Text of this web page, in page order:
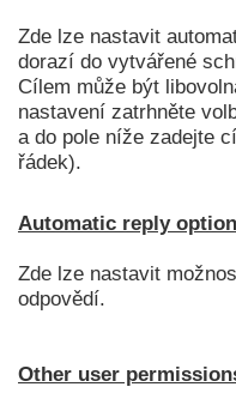
Zde lze nastavit
dorazí do vytvářené
Cílem může být
nastavení zatrhněte
a do pole níže zadejte
řádek).
Automatic reply
Zde lze nastavit
odpovědí.
Other user